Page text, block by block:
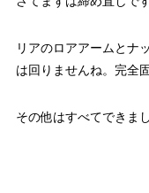
リアのロアアームとナ
は回りませんね。完全
その他はすべてできまし